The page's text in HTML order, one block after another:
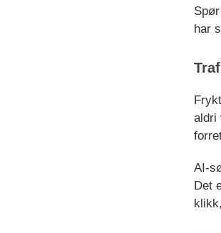
har
aldri
AI-
Det